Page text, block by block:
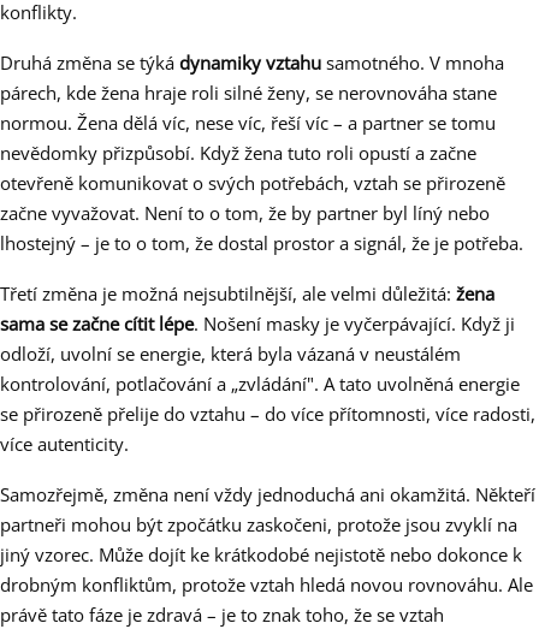
konflikty.
Druhá změna se týká dynamiky vztahu samotného. V mnoha
párech, kde žena hraje roli silné ženy, se nerovnováha stane
normou. Žena dělá víc, nese víc, řeší víc – a partner se tomu
nevědomky přizpůsobí. Když žena tuto roli opustí a začne
otevřeně komunikovat o svých potřebách, vztah se přirozeně
začne vyvažovat. Není to o tom, že by partner byl líný nebo
lhostejný – je to o tom, že dostal prostor a signál, že je potřeba.
Třetí změna je možná nejsubtilnější, ale velmi důležitá: žena
sama se začne cítit lépe. Nošení masky je vyčerpávající. Když ji
odloží, uvolní se energie, která byla vázaná v neustálém
kontrolování, potlačování a „zvládání". A tato uvolněná energie
se přirozeně přelije do vztahu – do více přítomnosti, více radosti,
více autenticity.
Samozřejmě, změna není vždy jednoduchá ani okamžitá. Někteří
partneři mohou být zpočátku zaskočeni, protože jsou zvyklí na
jiný vzorec. Může dojít ke krátkodobé nejistotě nebo dokonce k
drobným konfliktům, protože vztah hledá novou rovnováhu. Ale
právě tato fáze je zdravá – je to znak toho, že se vztah